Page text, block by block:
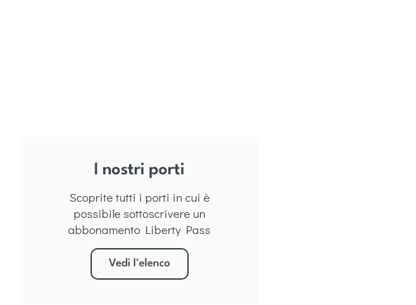
I nostri porti
Scoprite tutti i porti in cui è
possibile sottoscrivere un
abbonamento Liberty Pass
Vedi l'elenco